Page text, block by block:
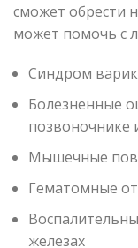
сможет обрести
может помочь с
Синдром
Болезненные
позвоночнике
Мышечные
Гематомные
железах